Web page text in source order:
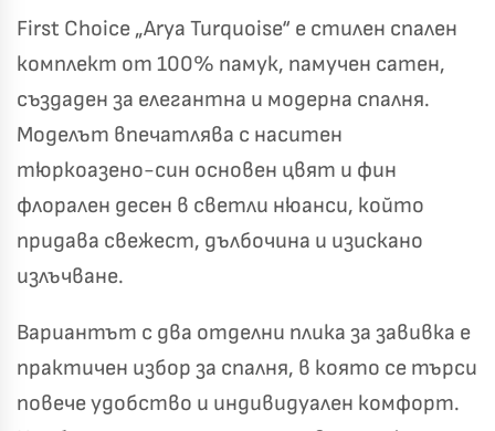
First Choice „Arya Turquoise“ е стилен спален
комплект от 100% памук, памучен сатен,
създаден за елегантна и модерна спалня.
Моделът впечатлява с наситен
тюркоазено-син основен цвят и фин
флорален десен в светли нюанси, който
придава свежест, дълбочина и изискано
излъчване.
Вариантът с два отделни плика за завивка е
практичен избор за спалня, в която се търси
повече удобство и индивидуален комфорт.